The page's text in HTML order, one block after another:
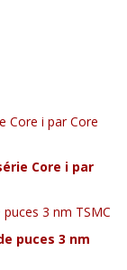
Core i par
puces 3 nm